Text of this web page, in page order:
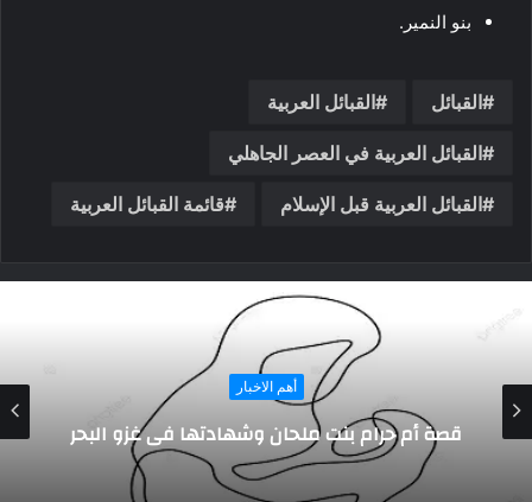
بنو النمير.
القبائل القبائل العربية
القبائل العربية في العصر الجاهلي
القبائل العربية قبل الإسلام قائمة القبائل العربية
قبائل و عائلات
عائلات قطاع غزة.. (الجزء الأول)